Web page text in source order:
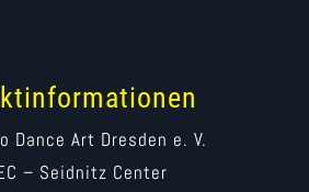
Dance Art Dresden e. V.
– Seidnitz Center